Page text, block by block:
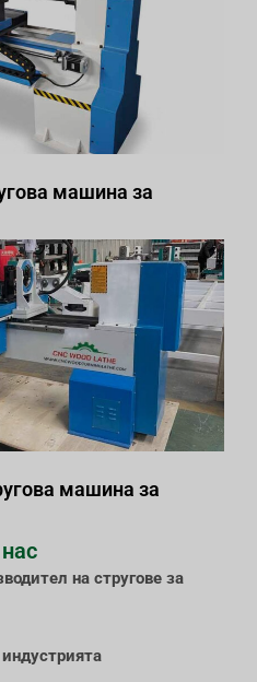
машина за
машина за
на стругове за